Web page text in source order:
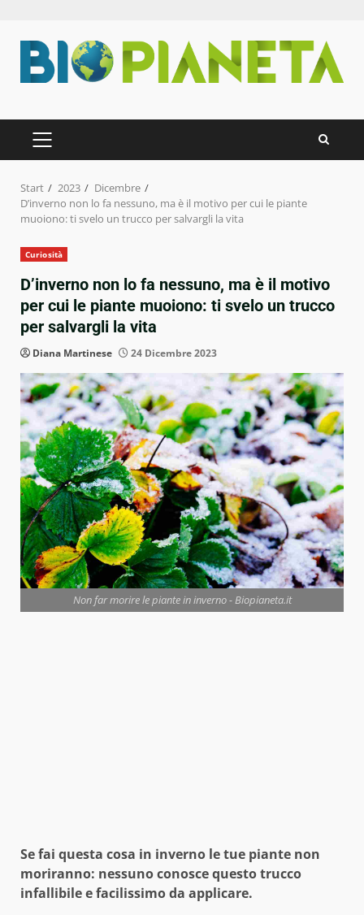
Inhalt
springen
PRIMÄRES
MENÜ
Start 2023
Dicembre
D’inverno non lo fa nessuno, ma è il motivo per cui le piante
muoiono: ti svelo un trucco per salvargli la vita
Curiosità
D’inverno non lo fa nessuno, ma è il motivo
per cui le piante muoiono: ti svelo un trucco
per salvargli la vita
Diana Martinese 24 Dicembre 2023
Non far morire le piante in inverno - Biopianeta.it
Se fai questa cosa in inverno le tue piante non
moriranno: nessuno conosce questo trucco
infallibile e facilissimo da applicare.